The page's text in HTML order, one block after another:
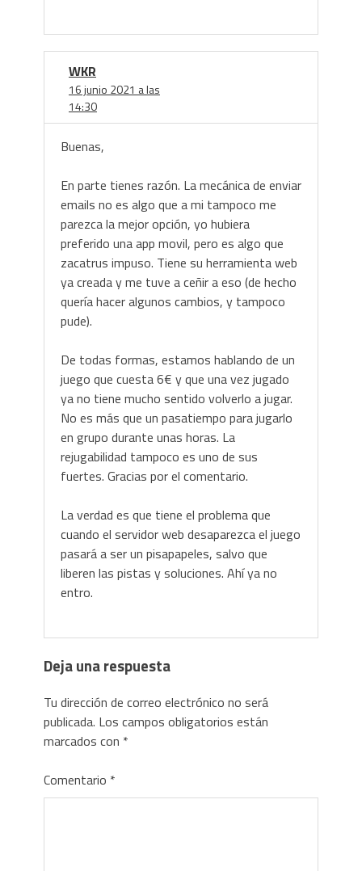
WKR
16 junio 2021 a las
14:30
Buenas,
En parte tienes razón. La mecánica de enviar
emails no es algo que a mi tampoco me
parezca la mejor opción, yo hubiera
preferido una app movil, pero es algo que
zacatrus impuso. Tiene su herramienta web
ya creada y me tuve a ceñir a eso (de hecho
quería hacer algunos cambios, y tampoco
pude).
De todas formas, estamos hablando de un
juego que cuesta 6€ y que una vez jugado
ya no tiene mucho sentido volverlo a jugar.
No es más que un pasatiempo para jugarlo
en grupo durante unas horas. La
rejugabilidad tampoco es uno de sus
fuertes. Gracias por el comentario.
La verdad es que tiene el problema que
cuando el servidor web desaparezca el juego
pasará a ser un pisapapeles, salvo que
liberen las pistas y soluciones. Ahí ya no
entro.
Deja una respuesta
Tu dirección de correo electrónico no será
publicada. Los campos obligatorios están
marcados con *
Comentario *